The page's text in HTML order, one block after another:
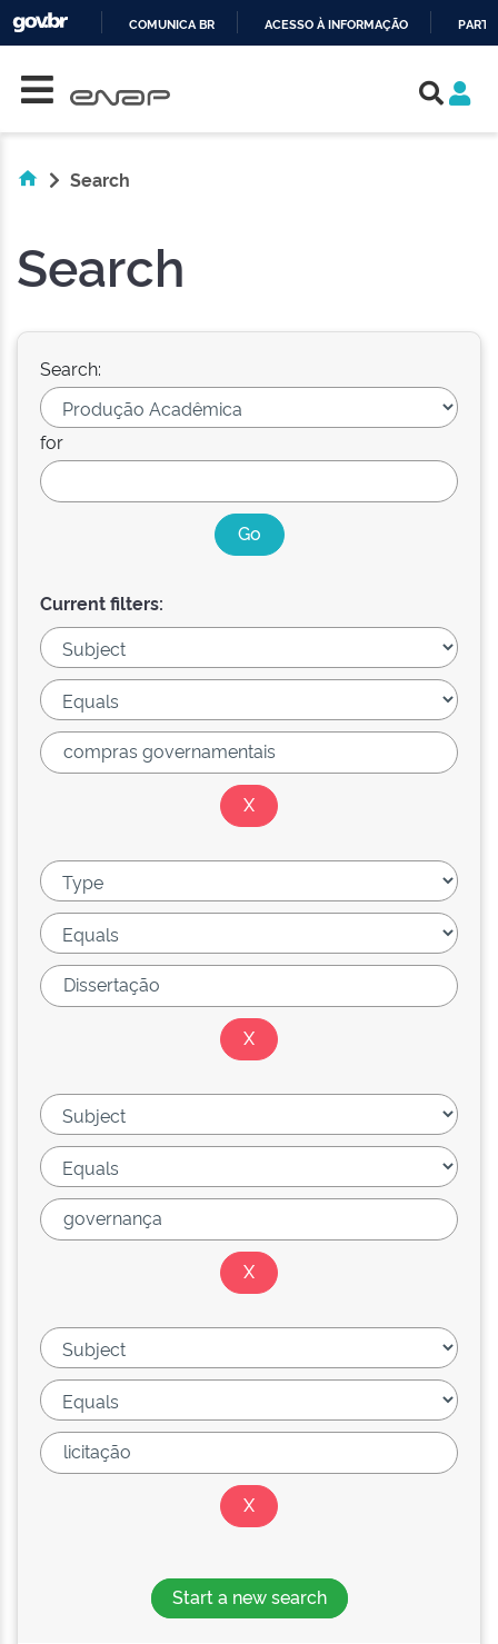
COMUNICA BR ACESSO À INFORMAÇÃO
Search
Search
Search:
for
Current filters:
Start a new search